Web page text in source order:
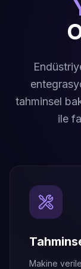
tahminsel
ile
Makine